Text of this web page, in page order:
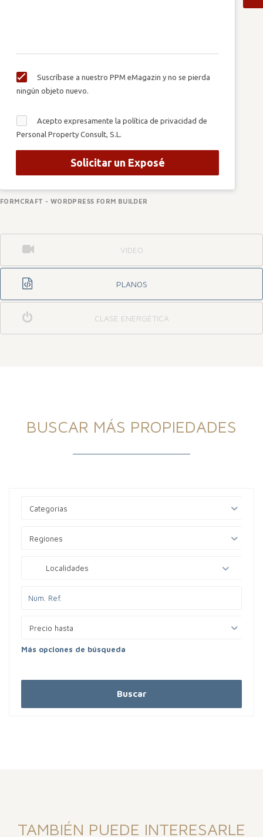
Suscríbase a nuestro PPM eMagazin y no se pierda
ningún objeto nuevo.
Acepto expresamente la política de privacidad de
Personal Property Consult, S.L.
Solicitar un Exposé
FORMCRAFT - WORDPRESS FORM BUILDER
VIDEO
PLANOS
CLASE ENERGÉTICA
BUSCAR MÁS PROPIEDADES
Categorías
Regíones
Localidades
Precio hasta
Más opciones de búsqueda
Buscar
TAMBIÉN PUEDE INTERESARLE